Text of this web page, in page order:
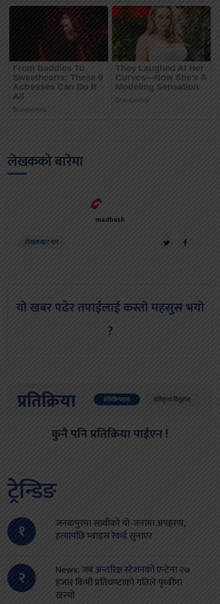
लेखकको बारेमा
madhesh
लेखकबाट थप
यो खबर पढेर तपाईलाई कस्तो महसुस भयो
?
प्रतिक्रिया प्रतिक्रियाहरु प्रतिकृया दिनुहोस्
कुनै पनि प्रतिक्रिया पाईएन !
ट्रेन्डिङ
१
जनकपुरमा साथीको यो-जनामा अपहरण,
हत्यापछि भ्वाइस रेकर्ड सुनाएर
२
News: जब अन्तरिक्ष स्टेशनको एन्टेना २७
हजार किमी प्रतिघण्टाको गतिले पृथ्वीमा
खस्यो